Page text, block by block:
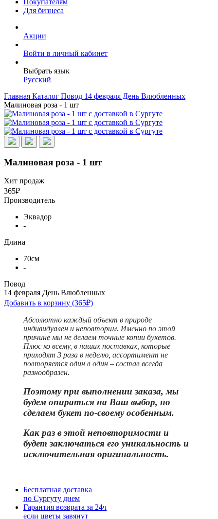
Покупателям
Для бизнеса
Акции
Войти в личный кабинет
Выбрать язык
Русский
Главная Каталог Повод 14 февраля День Влюбленных
Малиновая роза - 1 шт
Малиновая роза - 1 шт
Хит продаж
365₽
Производитель
Эквадор
-
Длина
70см
-
Повод
14 февраля День Влюбленных
Добавить в корзину (365₽)
Абсолютно каждый объект в природе
индивидуален и неповторим. Именно по этой
причине мы не делаем точные копии букетов.
Плюс ко всему, в наших поставках, которые
приходят 3 раза в неделю, ассортимент не
повторяется один в один – состав всегда
разнообразен.
Поэтому при выполнении заказа, мы
будем опираться на Ваш выбор, но
сделаем букет по-своему особенным.
Как раз в этой неповторимости и
будет заключаться его уникальность и
исключительная оригинальность.
Бесплатная доставка
по Сургуту днем
Гарантия возврата за 24ч
если цветы завянут